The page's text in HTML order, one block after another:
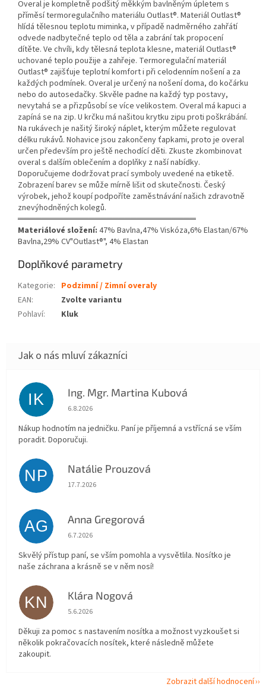
Overal je kompletně podšitý měkkým bavlněným úpletem s
příměsí termoregulačního materiálu Outlast®. Materiál Outlast®
hlídá tělesnou teplotu miminka, v případě nadměrného zahřátí
odvede nadbytečné teplo od těla a zabrání tak propocení
dítěte. Ve chvíli, kdy tělesná teplota klesne, materiál Outlast®
uchované teplo použije a zahřeje. Termoregulační materiál
Outlast® zajišťuje teplotní komfort i při celodenním nošení a za
každých podmínek. Overal je určený na nošení doma, do kočárku
nebo do autosedačky. Skvěle padne na každý typ postavy,
nevytahá se a přizpůsobí se více velikostem. Overal má kapuci a
zapíná se na zip. U krčku má našitou krytku zipu proti poškrábání.
Na rukávech je našitý široký náplet, kterým můžete regulovat
délku rukávů. Nohavice jsou zakončeny ťapkami, proto je overal
určen především pro ještě nechodící děti. Zkuste zkombinovat
overal s dalším oblečením a doplňky z naší nabídky.
Doporučujeme dodržovat prací symboly uvedené na etiketě.
Zobrazení barev se může mírně lišit od skutečnosti. Český
výrobek, jehož koupí podpoříte zaměstnávání našich zdravotně
znevýhodněných kolegů.
══════════════════════════════
Materiálové složení: 47% Bavlna,47% Viskóza,6% Elastan/67%
Bavlna,29% CV"Outlast®", 4% Elastan
Doplňkové parametry
Kategorie: Podzimní / Zimní overaly
EAN:
Zvolte variantu
Pohlaví: Kluk
IK Ing. Mgr. Martina Kubová
Hodnocení obchodu je 5 z 5 hvězdiček.
6.8.2026
Nákup hodnotím na jedničku. Paní je příjemná a vstřícná se vším
poradit. Doporučuji.
NP Natálie Prouzová
Hodnocení obchodu je 5 z 5 hvězdiček.
17.7.2026
AG Anna Gregorová
Hodnocení obchodu je 5 z 5 hvězdiček.
6.7.2026
Skvělý přístup paní, se vším pomohla a vysvětlila. Nosítko je
naše záchrana a krásně se v něm nosí!
KN Klára Nogová
Hodnocení obchodu je 5 z 5 hvězdiček.
5.6.2026
Děkuji za pomoc s nastavením nosítka a možnost vyzkoušet si
několik pokračovacích nosítek, které následně můžete
zakoupit.
Zobrazit další hodnocení